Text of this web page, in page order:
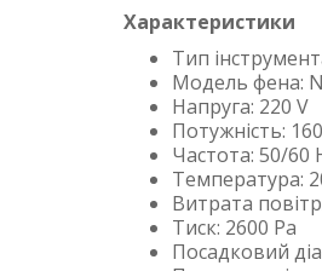
Характеристики
Тип
Модель фена:
Напруга: 220 V
Потужність:
Частота: 50/60
Температура:
Витрата
Тиск: 2600 Pa
Посадковий